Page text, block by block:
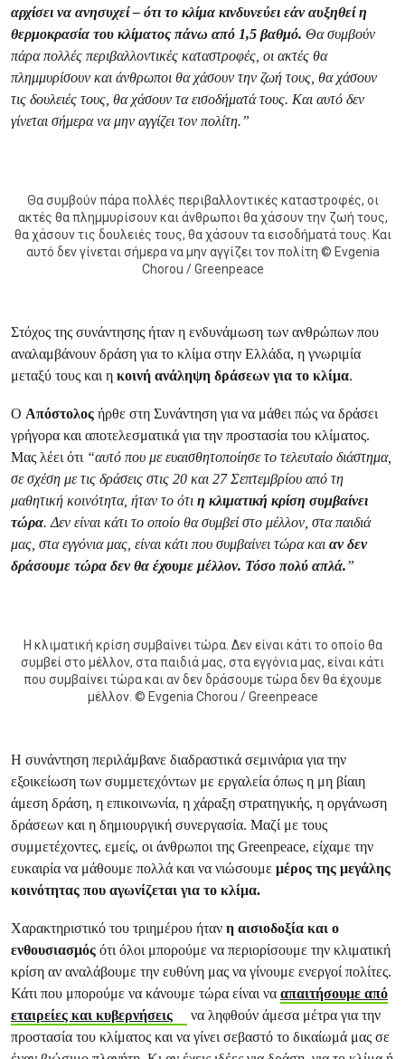
αρχίσει να ανησυχεί – ότι το κλίμα κινδυνεύει εάν αυξηθεί η
θερμοκρασία του κλίματος πάνω από 1,5 βαθμό. Θα συμβούν
πάρα πολλές περιβαλλοντικές καταστροφές, οι ακτές θα
πλημμυρίσουν και άνθρωποι θα χάσουν την ζωή τους, θα χάσουν
τις δουλειές τους, θα χάσουν τα εισοδήματά τους. Και αυτό δεν
γίνεται σήμερα να μην αγγίζει τον πολίτη.”
Θα συμβούν πάρα πολλές περιβαλλοντικές καταστροφές, οι
ακτές θα πλημμυρίσουν και άνθρωποι θα χάσουν την ζωή τους,
θα χάσουν τις δουλειές τους, θα χάσουν τα εισοδήματά τους. Και
αυτό δεν γίνεται σήμερα να μην αγγίζει τον πολίτη © Evgenia
Chorou / Greenpeace
Στόχος της συνάντησης ήταν η ενδυνάμωση των ανθρώπων που
αναλαμβάνουν δράση για το κλίμα στην Ελλάδα, η γνωριμία
μεταξύ τους και η κοινή ανάληψη δράσεων για το κλίμα.
Ο Απόστολος ήρθε στη Συνάντηση για να μάθει πώς να δράσει
γρήγορα και αποτελεσματικά για την προστασία του κλίματος.
Μας λέει ότι “αυτό που με ευαισθητοποίησε το τελευταίο διάστημα,
σε σχέση με τις δράσεις στις 20 και 27 Σεπτεμβρίου από τη
μαθητική κοινότητα, ήταν το ότι η κλιματική κρίση συμβαίνει
τώρα. Δεν είναι κάτι το οποίο θα συμβεί στο μέλλον, στα παιδιά
μας, στα εγγόνια μας, είναι κάτι που συμβαίνει τώρα και αν δεν
δράσουμε τώρα δεν θα έχουμε μέλλον. Τόσο πολύ απλά.”
Η κλιματική κρίση συμβαίνει τώρα. Δεν είναι κάτι το οποίο θα
συμβεί στο μέλλον, στα παιδιά μας, στα εγγόνια μας, είναι κάτι
που συμβαίνει τώρα και αν δεν δράσουμε τώρα δεν θα έχουμε
μέλλον. © Evgenia Chorou / Greenpeace
Η συνάντηση περιλάμβανε διαδραστικά σεμινάρια για την
εξοικείωση των συμμετεχόντων με εργαλεία όπως η μη βίαιη
άμεση δράση, η επικοινωνία, η χάραξη στρατηγικής, η οργάνωση
δράσεων και η δημιουργική συνεργασία. Μαζί με τους
συμμετέχοντες, εμείς, οι άνθρωποι της Greenpeace, είχαμε την
ευκαιρία να μάθουμε πολλά και να νιώσουμε μέρος της μεγάλης
κοινότητας που αγωνίζεται για το κλίμα.
Χαρακτηριστικό του τριημέρου ήταν η αισιοδοξία και ο
ενθουσιασμός ότι όλοι μπορούμε να περιορίσουμε την κλιματική
κρίση αν αναλάβουμε την ευθύνη μας να γίνουμε ενεργοί πολίτες.
Κάτι που μπορούμε να κάνουμε τώρα είναι να απαιτήσουμε από
εταιρείες και κυβερνήσεις
να ληφθούν άμεσα μέτρα για την
προστασία του κλίματος και να γίνει σεβαστό το δικαίωμά μας σε